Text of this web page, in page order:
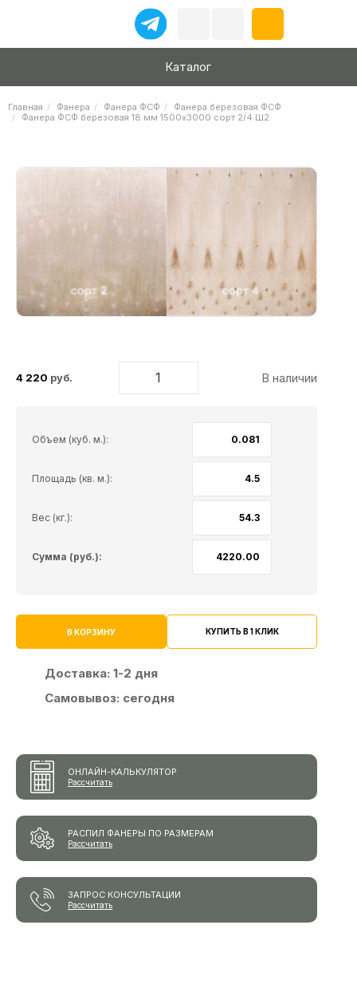
Каталог
Главная Фанера Фанера ФСФ
Фанера березовая ФСФ
Фанера ФСФ березовая 18 мм 1500х3000 сорт 2/4 Ш2
4 220 руб. В наличии
Объем (куб. м.):
Площадь (кв. м.):
Вес (кг.):
Сумма (руб.):
В КОРЗИНУ КУПИТЬ В 1 КЛИК
Доставка: 1-2 дня
Самовывоз: сегодня
ОНЛАЙН-КАЛЬКУЛЯТОР
Рассчитать
РАСПИЛ ФАНЕРЫ ПО РАЗМЕРАМ
Рассчитать
ЗАПРОС КОНСУЛЬТАЦИИ
Рассчитать